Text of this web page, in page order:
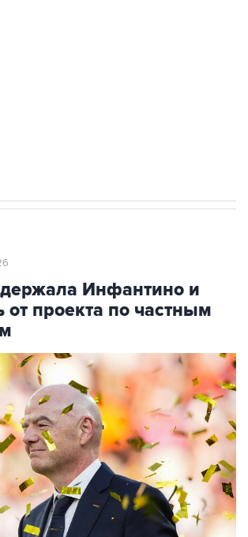
Инфантино и
от проекта по частным